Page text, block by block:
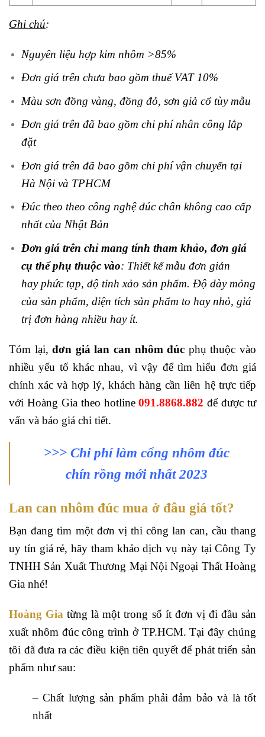
Ghi chú:
Nguyên liệu hợp kim nhôm >85%
Đơn giá trên chưa bao gồm thuế VAT 10%
Màu sơn đồng vàng, đồng đỏ, sơn giả cổ tùy mẫu
Đơn giá trên đã bao gồm chi phí nhân công lắp
đặt
Đơn giá trên đã bao gồm chi phí vận chuyển tại
Hà Nội và TPHCM
Đúc theo theo công nghệ đúc chân không cao cấp
nhất của Nhật Bản
Đơn giá trên chỉ mang tính tham khảo, đơn giá
cụ thể phụ thuộc vào: Thiết kế mẫu đơn giản
hay phức tạp, độ tinh xảo sản phẩm. Độ dày mỏng
của sản phẩm, diện tích sản phẩm to hay nhỏ, giá
trị đơn hàng nhiều hay ít.
Tóm lại,đơn giá lan can nhôm đúc phụ thuộc vào
nhiều yếu tố khác nhau, vì vậy để tìm hiểu đơn giá
chính xác và hợp lý, khách hàng cần liên hệ trực tiếp
với Hoàng Gia theo hotline091.8868.882 để được tư
vấn và báo giá chi tiết.
>>> Chi phí làm cổng nhôm đúc
chín rồng mới nhất 2023
Lan can nhôm đúc mua ở đâu giá tốt?
Bạn đang tìm một đơn vị thi công lan can, cầu thang
uy tín giá rẻ, hãy tham khảo dịch vụ này tại Công Ty
TNHH Sản Xuất Thương Mại Nội Ngoại Thất Hoàng
Gia nhé!
Hoàng Gia từng là một trong số ít đơn vị đi đầu sản
xuất nhôm đúc công trình ở TP.HCM. Tại đây chúng
tôi đã đưa ra các điều kiện tiên quyết để phát triển sản
phẩm như sau:
– Chất lượng sản phẩm phải đảm bảo và là tốt
nhất